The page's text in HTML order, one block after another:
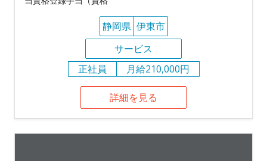
静岡県 伊東市
サービス
正社員
月給210,000円
詳細を見る